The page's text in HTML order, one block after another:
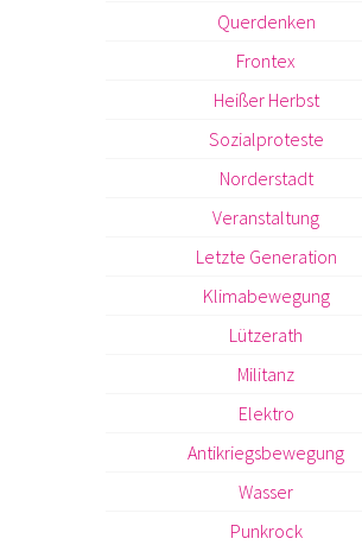
Querdenken
Frontex
Heißer Herbst
Sozialproteste
Norderstadt
Veranstaltung
Letzte Generation
Klimabewegung
Lützerath
Militanz
Elektro
Antikriegsbewegung
Wasser
Punkrock